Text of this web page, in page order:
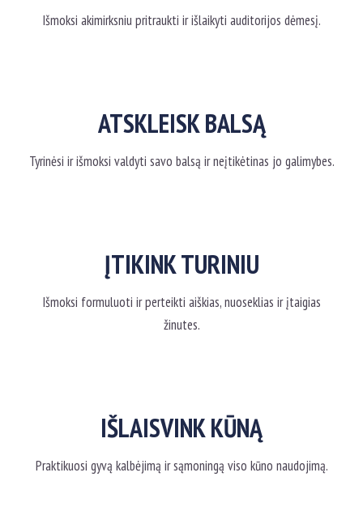
Išmoksi akimirksniu pritraukti ir išlaikyti auditorijos dėmesį.
ATSKLEISK BALSĄ
Tyrinėsi ir išmoksi valdyti savo balsą ir neįtikėtinas jo galimybes.
ĮTIKINK TURINIU
Išmoksi formuluoti ir perteikti aiškias, nuoseklias ir įtaigias
žinutes.
IŠLAISVINK KŪNĄ
Praktikuosi gyvą kalbėjimą ir sąmoningą viso kūno naudojimą.